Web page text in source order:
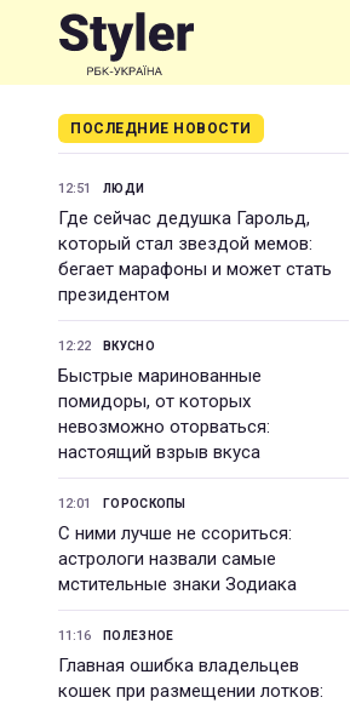
ПОСЛЕДНИЕ НОВОСТИ
12:51 ЛЮДИ
Где сейчас дедушка Гарольд,
который стал звездой мемов:
бегает марафоны и может стать
президентом
12:22 ВКУСНО
Быстрые маринованные
помидоры, от которых
невозможно оторваться:
настоящий взрыв вкуса
12:01 ГОРОСКОПЫ
С ними лучше не ссориться:
астрологи назвали самые
мстительные знаки Зодиака
11:16 ПОЛЕЗНОЕ
Главная ошибка владельцев
кошек при размещении лотков: